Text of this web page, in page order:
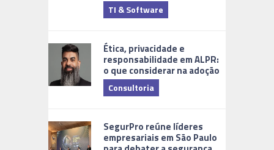
TI & Software
Ética, privacidade e
responsabilidade em ALPR:
o que considerar na adoção
Consultoria
SegurPro reúne líderes
empresariais em São Paulo